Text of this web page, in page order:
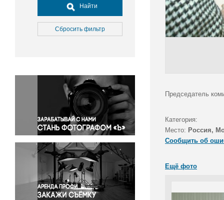
Досуг, туризм и отдых
Культура
Медицина
Окружающая среда
Политика
Правосудие
Происшествия и конфликты
Религия
Светская жизнь
Спорт
Экология
Экономика и бизнес
Найти
Сбросить фильтр
Председатель
Категория:
Место: Россия,
Сообщить об
Ещё фото